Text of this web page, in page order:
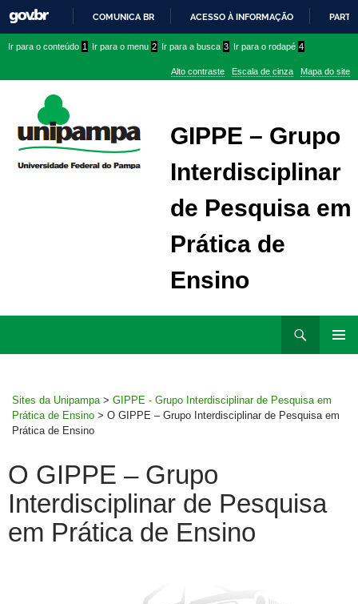
PARA
CONTEÚDO
COMUNICA BR ACESSO À INFORMAÇÃO
conteúdo
menu
superior
menu
Ir para o conteúdo 1 Ir para o menu 2 Ir para a busca 3 Ir para o rodapé 4
Alto contraste Escala de cinza Mapa do site
GIPPE – Grupo
Interdisciplinar
de Pesquisa em
Prática de
Ensino
Sites da Unipampa > GIPPE - Grupo Interdisciplinar de Pesquisa em
Prática de Ensino > O GIPPE – Grupo Interdisciplinar de Pesquisa em
Prática de Ensino
O GIPPE – Grupo
Interdisciplinar de Pesquisa
em Prática de Ensino